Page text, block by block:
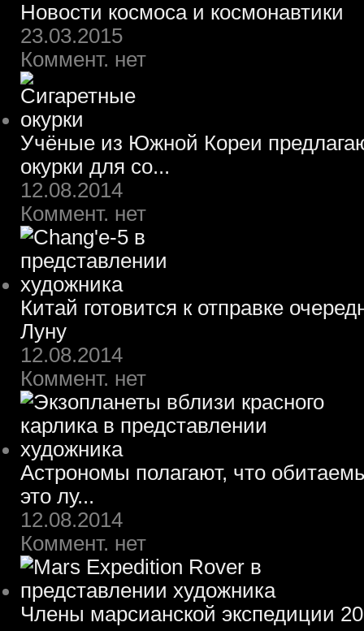
Новости космоса и космонавтики
23.03.2015
Коммент. нет
Учёные из Южной Кореи
окурки для со...
12.08.2014
Коммент. нет
Китай готовится к отправке
Луну
12.08.2014
Коммент. нет
Астрономы полагают, что
это лу...
12.08.2014
Коммент. нет
Члены марсианской экспедиции